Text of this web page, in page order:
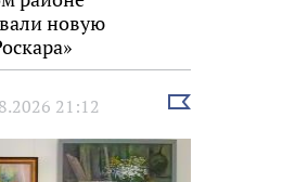
новую
21:12
Выбрать